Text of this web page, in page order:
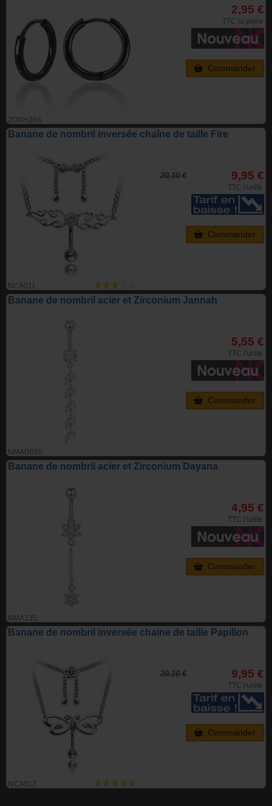
ZONH266
2,95 €
TTC la paire
Commander
Banane de nombril inversée chaîne de taille Fire
NCA011
20,10 € 9,95 €
TTC l'unite
Commander
Banane de nombril acier et Zirconium Jannah
NMAD020
5,55 €
TTC l'unite
Commander
Banane de nombril acier et Zirconium Dayana
NMA135
4,95 €
TTC l'unite
Commander
Banane de nombril inversée chaine de taille Papillon
NCA012
20,10 € 9,95 €
TTC l'unite
Commander